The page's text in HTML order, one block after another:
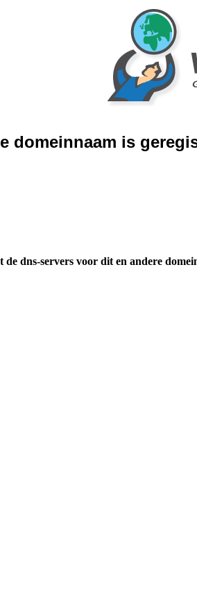
domeinnaam is
de dns-servers voor dit en andere